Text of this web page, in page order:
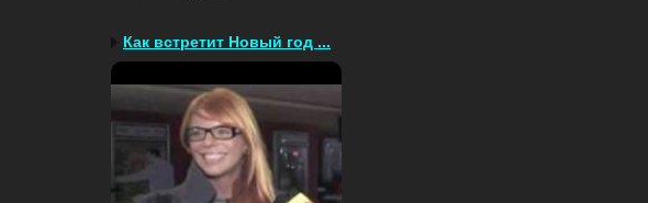
Как встретит Новый год ...